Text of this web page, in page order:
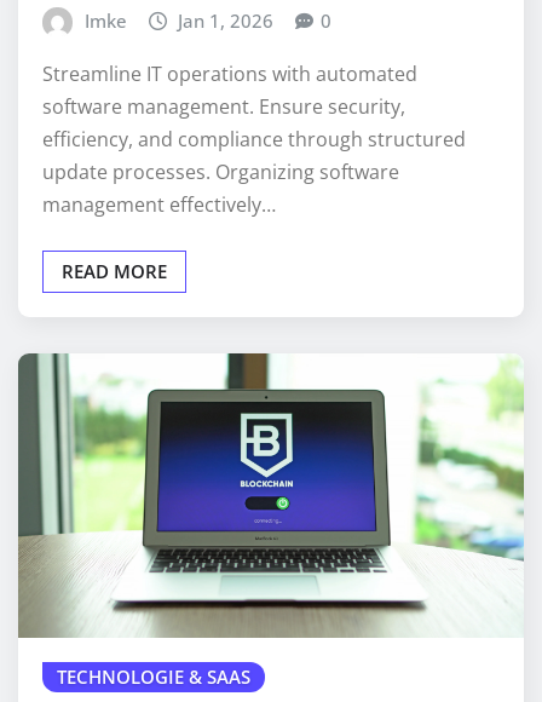
Imke Jan 1, 2026 0
Streamline IT operations with automated
software management. Ensure security,
efficiency, and compliance through structured
update processes. Organizing software
management effectively…
READ MORE
TECHNOLOGIE & SAAS